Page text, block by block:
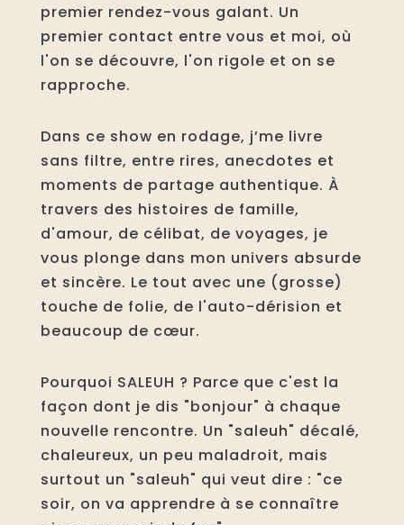
premier rendez-vous galant. Un
premier contact entre vous et moi, où
l'on se découvre, l'on rigole et on se
rapproche.
Dans ce show en rodage, j’me livre
sans filtre, entre rires, anecdotes et
moments de partage authentique. À
travers des histoires de famille,
d'amour, de célibat, de voyages, je
vous plonge dans mon univers absurde
et sincère. Le tout avec une (grosse)
touche de folie, de l'auto-dérision et
beaucoup de cœur.
Pourquoi SALEUH ? Parce que c'est la
façon dont je dis "bonjour" à chaque
nouvelle rencontre. Un "saleuh" décalé,
chaleureux, un peu maladroit, mais
surtout un "saleuh" qui veut dire : "ce
soir, on va apprendre à se connaître